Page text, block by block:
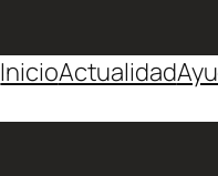
InicioActualidad